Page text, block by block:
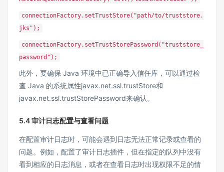
connectionFactory.setTrustStore("path/to/truststore.
jks");
connectionFactory.setTrustStorePassword("truststore_
password");
此外，要确保 Java 环境中已正确导入信任库，可以通过检
查 Java 的系统属性javax.net.ssl.trustStore和
javax.net.ssl.trustStorePassword来确认。
5.4 审计日志配置与查看问题
在配置审计日志时，可能会遇到日志无法正常记录或查看的
问题。例如，配置了审计日志插件，但在指定的队列中没有
看到相应的日志消息，或者在查看日志时出现权限不足的情